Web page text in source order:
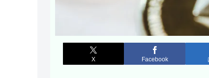
X Facebook